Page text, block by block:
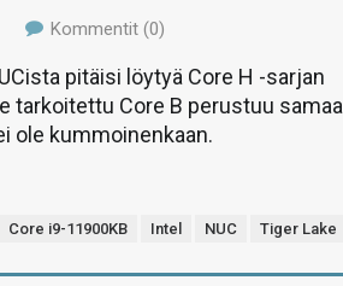
Kommentit (0)
pitäisi löytyä Core H -sarjan
tarkoitettu Core B perustuu
ole kummoinenkaan.
Core i9-11900KB Intel NUC Tiger Lake